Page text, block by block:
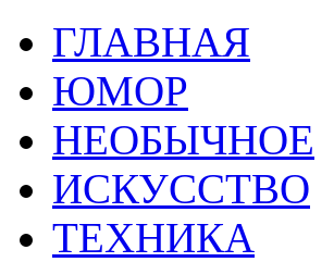
ГЛАВНАЯ
ЮМОР
НЕОБЫЧНОЕ
ИСКУССТВО
ТЕХНИКА